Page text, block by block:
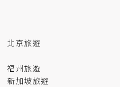
北京旅遊
福州旅遊
新加坡旅遊